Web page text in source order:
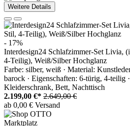
Weitere Details
- 17%
Interdesign24 Schlafzimmer-Set Livia,
4-Teilig), Weiß/Silber Hochglanz
Farbe: silber, weiß · Material:
barock · Eigenschaften: 6-türig, 4-teilig
Kleiderschrank, Bett, Nachttisch
2.199,00 €* 2.649,00 €
ab 0,00 € Versand
Marktplatz